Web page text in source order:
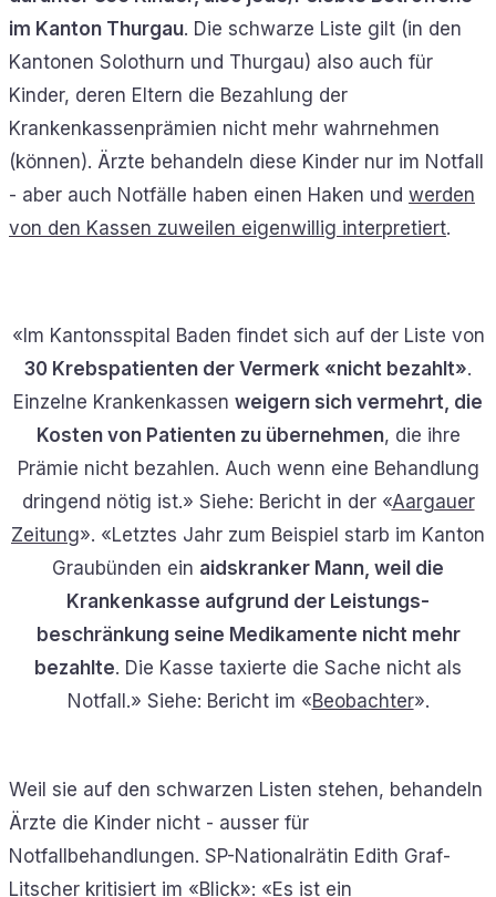
im Kanton Thurgau. Die schwarze Liste gilt (in den
Kantonen Solothurn und Thurgau) also auch für
Kinder, deren Eltern die Bezahlung der
Krankenkassenprämien nicht mehr wahrnehmen
(können). Ärzte behandeln diese Kinder nur im Notfall
- aber auch Notfälle haben einen Haken und werden
von den Kassen zuweilen eigenwillig interpretiert.
«Im Kantonsspital Baden findet sich auf der Liste von
30 Krebspatienten der Vermerk «nicht bezahlt».
Einzelne Krankenkassen weigern sich vermehrt, die
Kosten von Patienten zu übernehmen, die ihre
Prämie nicht bezahlen. Auch wenn eine Behandlung
dringend nötig ist.» Siehe: Bericht in der «Aargauer
Zeitung». «Letztes Jahr zum Beispiel starb im Kanton
Graubünden ein aidskranker Mann, weil die
Krankenkasse aufgrund der Leistungs­
beschränkung seine Medikamente nicht mehr
bezahlte. Die Kasse taxierte die ­Sache nicht als
Notfall.» Siehe: Bericht im «Beobachter».
Weil sie auf den schwarzen Listen stehen, behandeln
Ärzte die Kinder nicht - ausser für
Notfallbehandlungen. SP-Nationalrätin Edith Graf-
Litscher kritisiert im «Blick»: «Es ist ein